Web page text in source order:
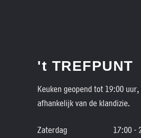
't TREFPUNT
Keuken geopend tot 19:00
afhankelijk van de klandizie.
Zaterdag
17:00 -